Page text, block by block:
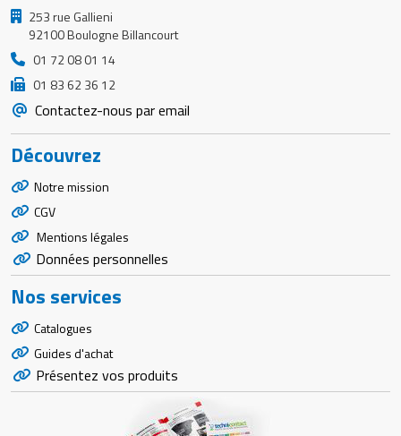
253 rue Gallieni
92100 Boulogne Billancourt
01 72 08 01 14
01 83 62 36 12
Contactez-nous par email
Découvrez
Notre mission
CGV
Mentions légales
Données personnelles
Nos services
Catalogues
Guides d'achat
Présentez vos produits